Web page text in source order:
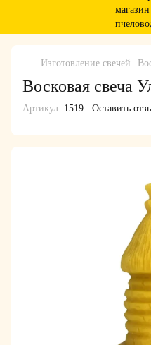
Изготовление свечей
Восковая свеча
Артикул: 1519 Оставить